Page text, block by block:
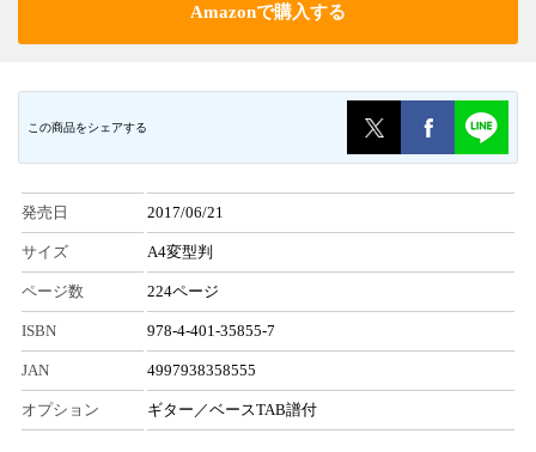
Amazonで購入する
この商品をシェアする
発売日 2017/06/21
サイズ A4変型判
ページ数 224ページ
ISBN 978-4-401-35855-7
JAN 4997938358555
オプション ギター／ベースTAB譜付